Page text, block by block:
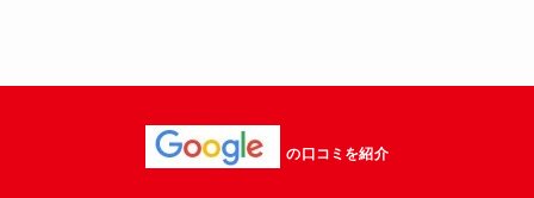
の口コミを紹介